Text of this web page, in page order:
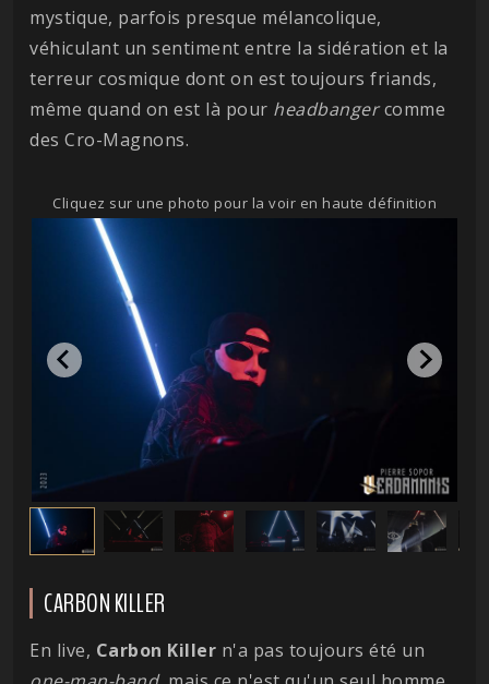
mystique, parfois presque mélancolique,
véhiculant un sentiment entre la sidération et la
terreur cosmique dont on est toujours friands,
même quand on est là pour headbangercomme
des Cro-Magnons.
Cliquez sur une photo pour la voir en haute définition
CARBON KILLER
En live, Carbon Killer n'a pas toujours été un